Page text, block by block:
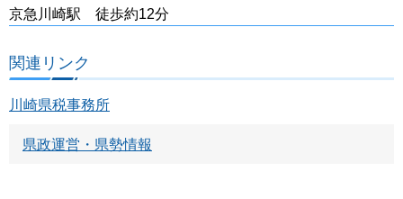
京急川崎駅 徒歩約12分
関連リンク
川崎県税事務所
県政運営・県勢情報